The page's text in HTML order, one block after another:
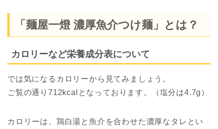
「麺屋一燈 濃厚魚介つけ麺」とは？
カロリーなど栄養成分表について
では気になるカロリーから見てみましょう。
ご覧の通り712kcalとなっております。（塩分は4.7g）
カロリーは、鶏白湯と魚介を合わせた濃厚なタレとい